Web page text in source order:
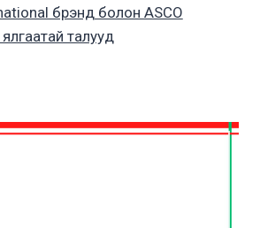
брэнд болон ASCO
талууд